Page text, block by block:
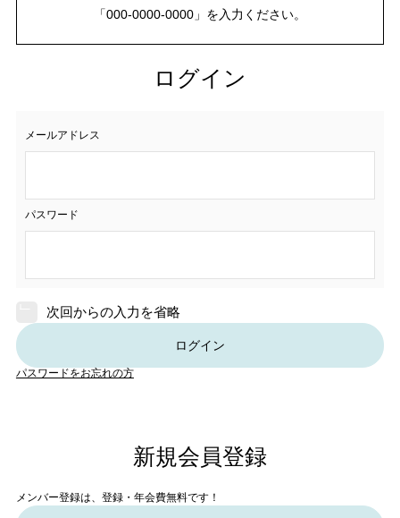
「000-0000-0000」を入力ください。
ログイン
メールアドレス
パスワード
次回からの入力を省略
ログイン
パスワードをお忘れの方
新規会員登録
メンバー登録は、登録・年会費無料です！